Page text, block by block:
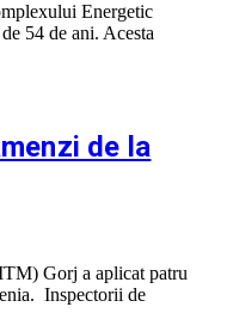
Energetic
54 de ani. Acesta
de la
Gorj a aplicat patru
Inspectorii de